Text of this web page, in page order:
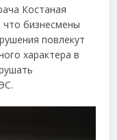
Костаная
бизнесмены
повлекут
характера в